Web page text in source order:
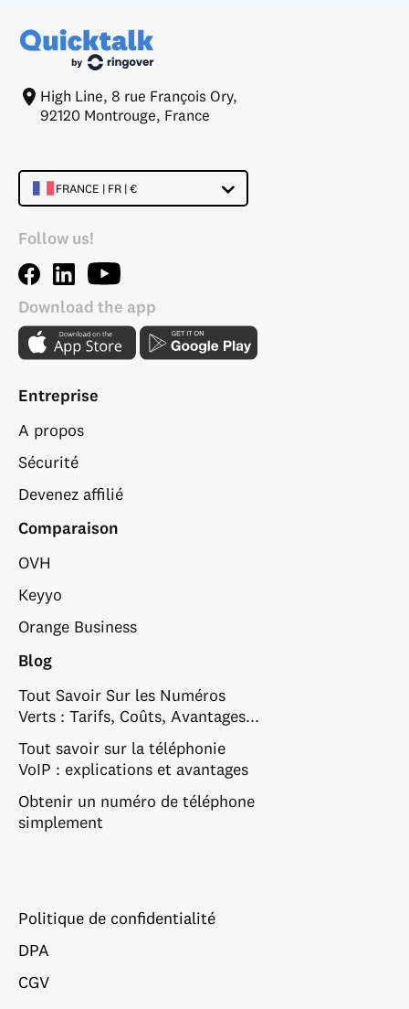
High Line, 8 rue François Ory,
92120 Montrouge, France
FRANCE | FR | €
Follow us!
Download the app
Entreprise
A propos
Sécurité
Devenez affilié
Comparaison
OVH
Keyyo
Orange Business
Blog
Tout Savoir Sur les Numéros
Verts : Tarifs, Coûts, Avantages...
Tout savoir sur la téléphonie
VoIP : explications et avantages
Obtenir un numéro de téléphone
simplement
Politique de confidentialité
DPA
CGV